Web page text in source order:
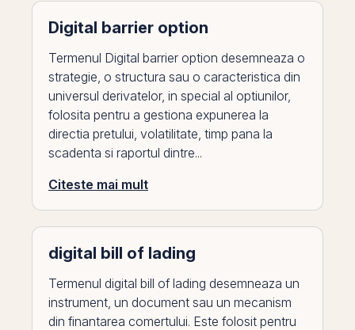
Digital barrier option
Termenul Digital barrier option desemneaza o
strategie, o structura sau o caracteristica din
universul derivatelor, in special al optiunilor,
folosita pentru a gestiona expunerea la
directia pretului, volatilitate, timp pana la
scadenta si raportul dintre...
Citeste mai mult
digital bill of lading
Termenul digital bill of lading desemneaza un
instrument, un document sau un mecanism
din finantarea comertului. Este folosit pentru